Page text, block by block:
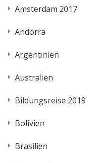
Amsterdam 2017
Andorra
Argentinien
Australien
Bildungsreise 2019
Bolivien
Brasilien